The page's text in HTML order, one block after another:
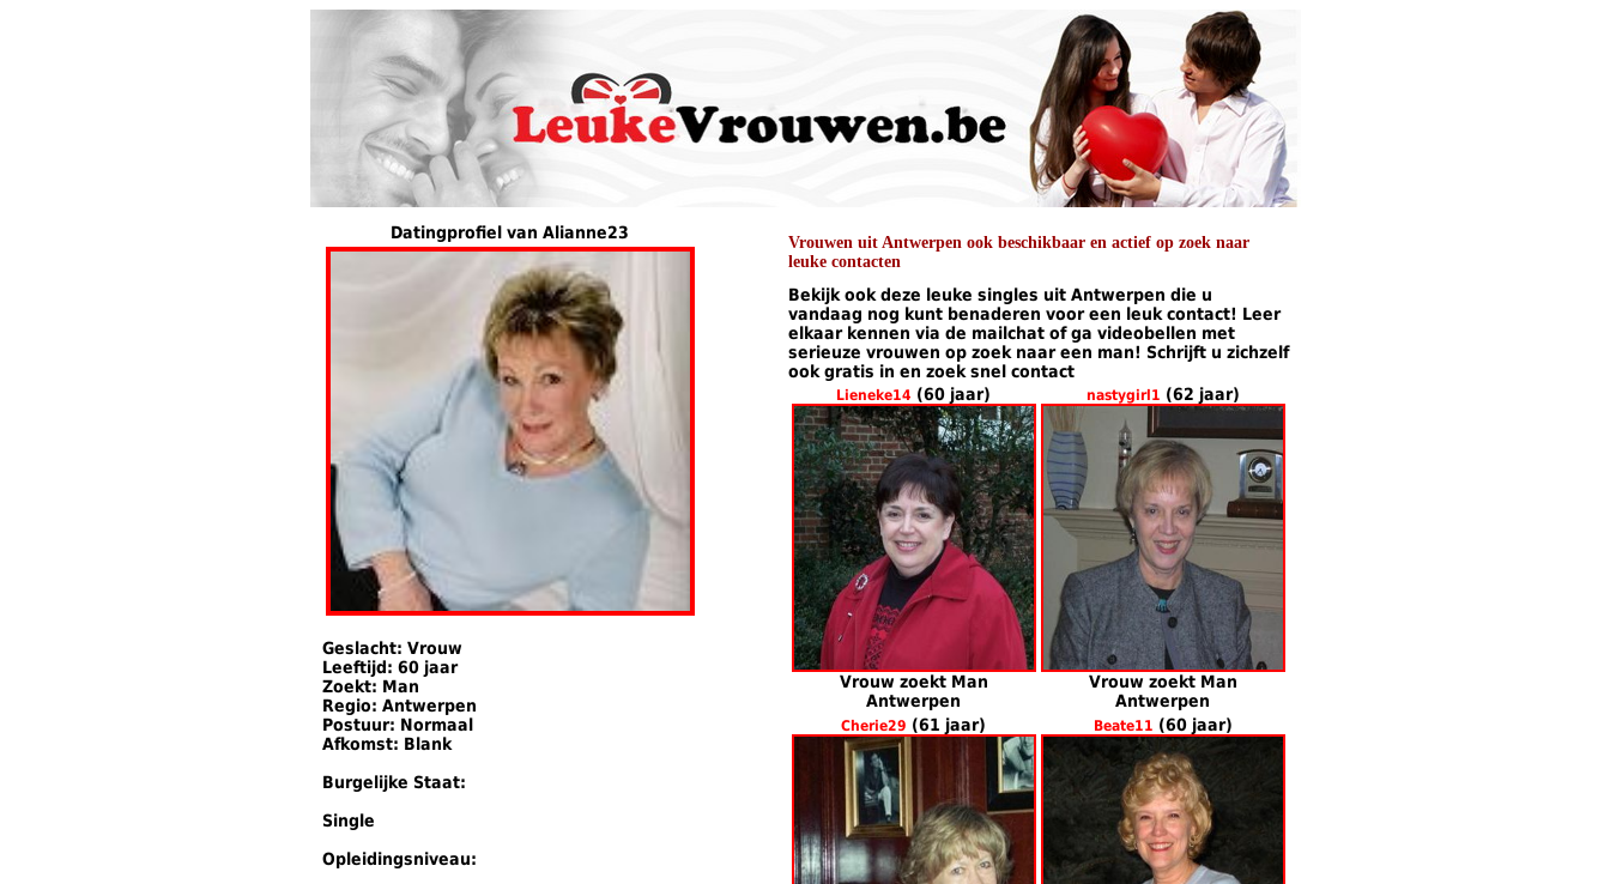
Datingprofiel van Alianne23
Geslacht: Vrouw
Leeftijd: 60 jaar
Zoekt: Man
Regio: Antwerpen
Postuur: Normaal
Afkomst: Blank
Burgelijke Staat:
Single
Opleidingsniveau:
Vrouwen uit Antwerpen ook beschikbaar en actief op zoek naar
leuke contacten
Bekijk ook deze leuke singles uit Antwerpen die u
vandaag nog kunt benaderen voor een leuk contact! Leer
elkaar kennen via de mailchat of ga videobellen met
serieuze vrouwen op zoek naar een man! Schrijft u zichzelf
ook gratis in en zoek snel contact
Lieneke14 (60 jaar)
Vrouw zoekt Man
Antwerpen
nastygirl1 (62 jaar)
Vrouw zoekt Man
Antwerpen
Cherie29 (61 jaar) Beate11 (60 jaar)